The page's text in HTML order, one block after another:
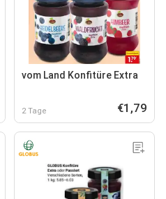
vom Land Konfitüre Extra
2 Tage €1,79